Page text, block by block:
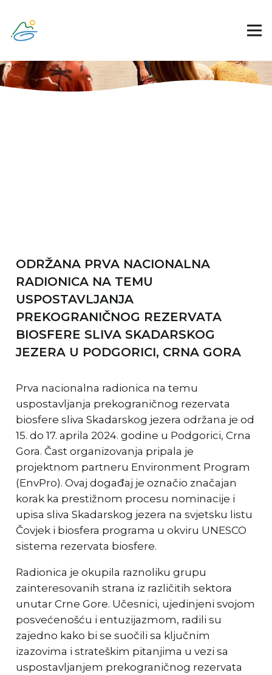
ODRŽANA PRVA NACIONALNA
RADIONICA NA TEMU
USPOSTAVLJANJA
PREKOGRANIČNOG REZERVATA
BIOSFERE SLIVA SKADARSKOG
JEZERA U PODGORICI, CRNA GORA
Prva nacionalna radionica na temu
uspostavljanja prekograničnog rezervata
biosfere sliva Skadarskog jezera održana je od
15. do 17. aprila 2024. godine u Podgorici, Crna
Gora. Čast organizovanja pripala je
projektnom partneru Environment Program
(EnvPro). Ovaj događaj je označio značajan
korak ka prestižnom procesu nominacije i
upisa sliva Skadarskog jezera na svjetsku listu
Čovjek i biosfera programa u okviru UNESCO
sistema rezervata biosfere.
Radionica je okupila raznoliku grupu
zainteresovanih strana iz različitih sektora
unutar Crne Gore. Učesnici, ujedinjeni svojom
posvećenošću i entuzijazmom, radili su
zajedno kako bi se suočili sa ključnim
izazovima i strateškim pitanjima u vezi sa
uspostavljanjem prekograničnog rezervata